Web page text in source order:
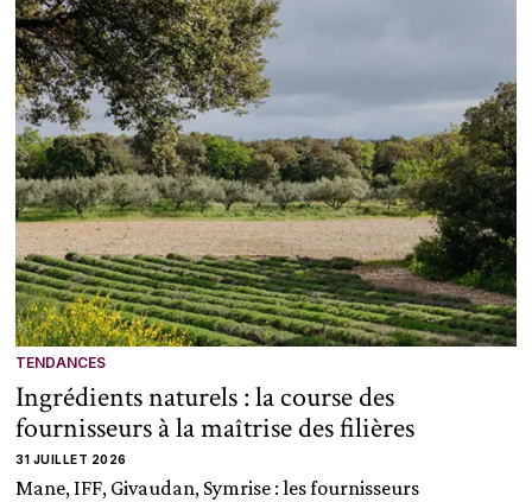
TENDANCES
Ingrédients naturels : la course des
fournisseurs à la maîtrise des filières
31 JUILLET 2026
Mane, IFF, Givaudan, Symrise : les fournisseurs